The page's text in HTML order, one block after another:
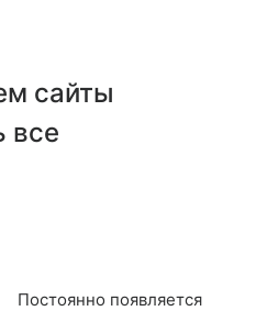
сайты
все
Постоянно появляется